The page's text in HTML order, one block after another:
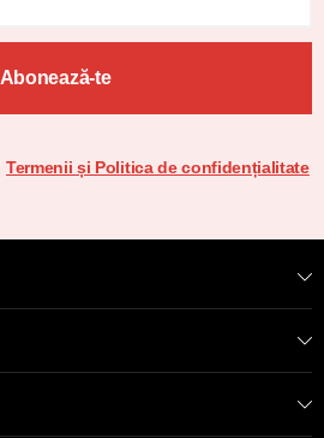
Abonează-te
Termenii și Politica de confidențialitate